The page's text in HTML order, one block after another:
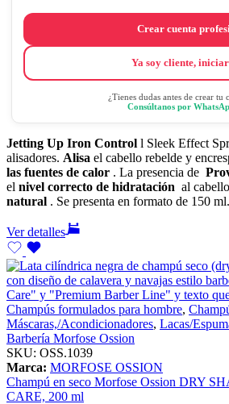
Crear cuenta
Ya soy cliente,
¿Tienes dudas antes de crear tu
Consúltanos por
Jetting Up Iron Control l Sleek Effect
alisadores. Alisa el cabello rebelde y
las fuentes de calor . La presencia de
el nivel correcto de hidratación al
natural . Se presenta en formato de 150 ml.
Ver detalles
Champús formulados para hombre,
Máscaras,/Acondicionadores, Lacas/
Barbería Morfose Ossion
SKU: OSS.1039
Marca: MORFOSE OSSION
Champú en seco Morfose Ossion DRY
CARE, 200 ml